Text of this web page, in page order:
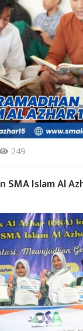
249
SMA Islam Al